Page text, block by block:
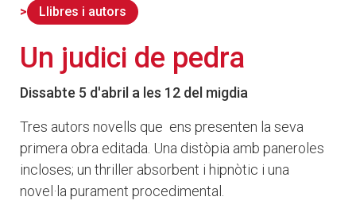
Llibres i autors
Un judici de pedra
Dissabte 5 d'abril a les 12 del migdia
Tres autors novells que ens presenten la seva
primera obra editada. Una distòpia amb paneroles
incloses; un thriller absorbent i hipnòtic i una
novel·la purament procedimental.